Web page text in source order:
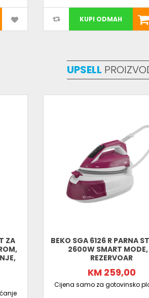
KUPI ODMAH
UPSELL
ZA
BEKO SGA 6126 R PARNA
2600W SMART MODE,
REZERVOAR
KM 259,00
Cijena samo za gotovinsko